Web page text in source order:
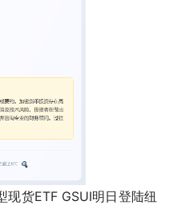
货ETF GSUI明日登陆纽